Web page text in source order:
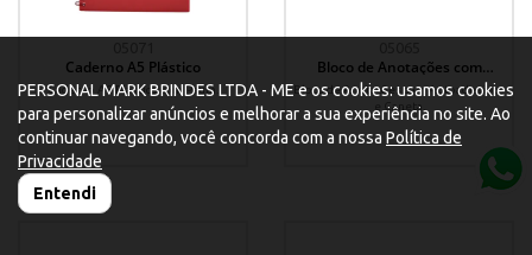
Caderno A5 Plástico
Caderno A5 Plástico com Pauta.
Bloco de Anotações com
Autoadesivos e Caneta
Bloco de Anotações com Autoadesivos
e Caneta.
PERSONAL MARK BRINDES LTDA - ME e os cookies: usamos cookies
para personalizar anúncios e melhorar a sua experiência no site. Ao
continuar navegando, você concorda com a nossa Política de
Privacidade
Entendi